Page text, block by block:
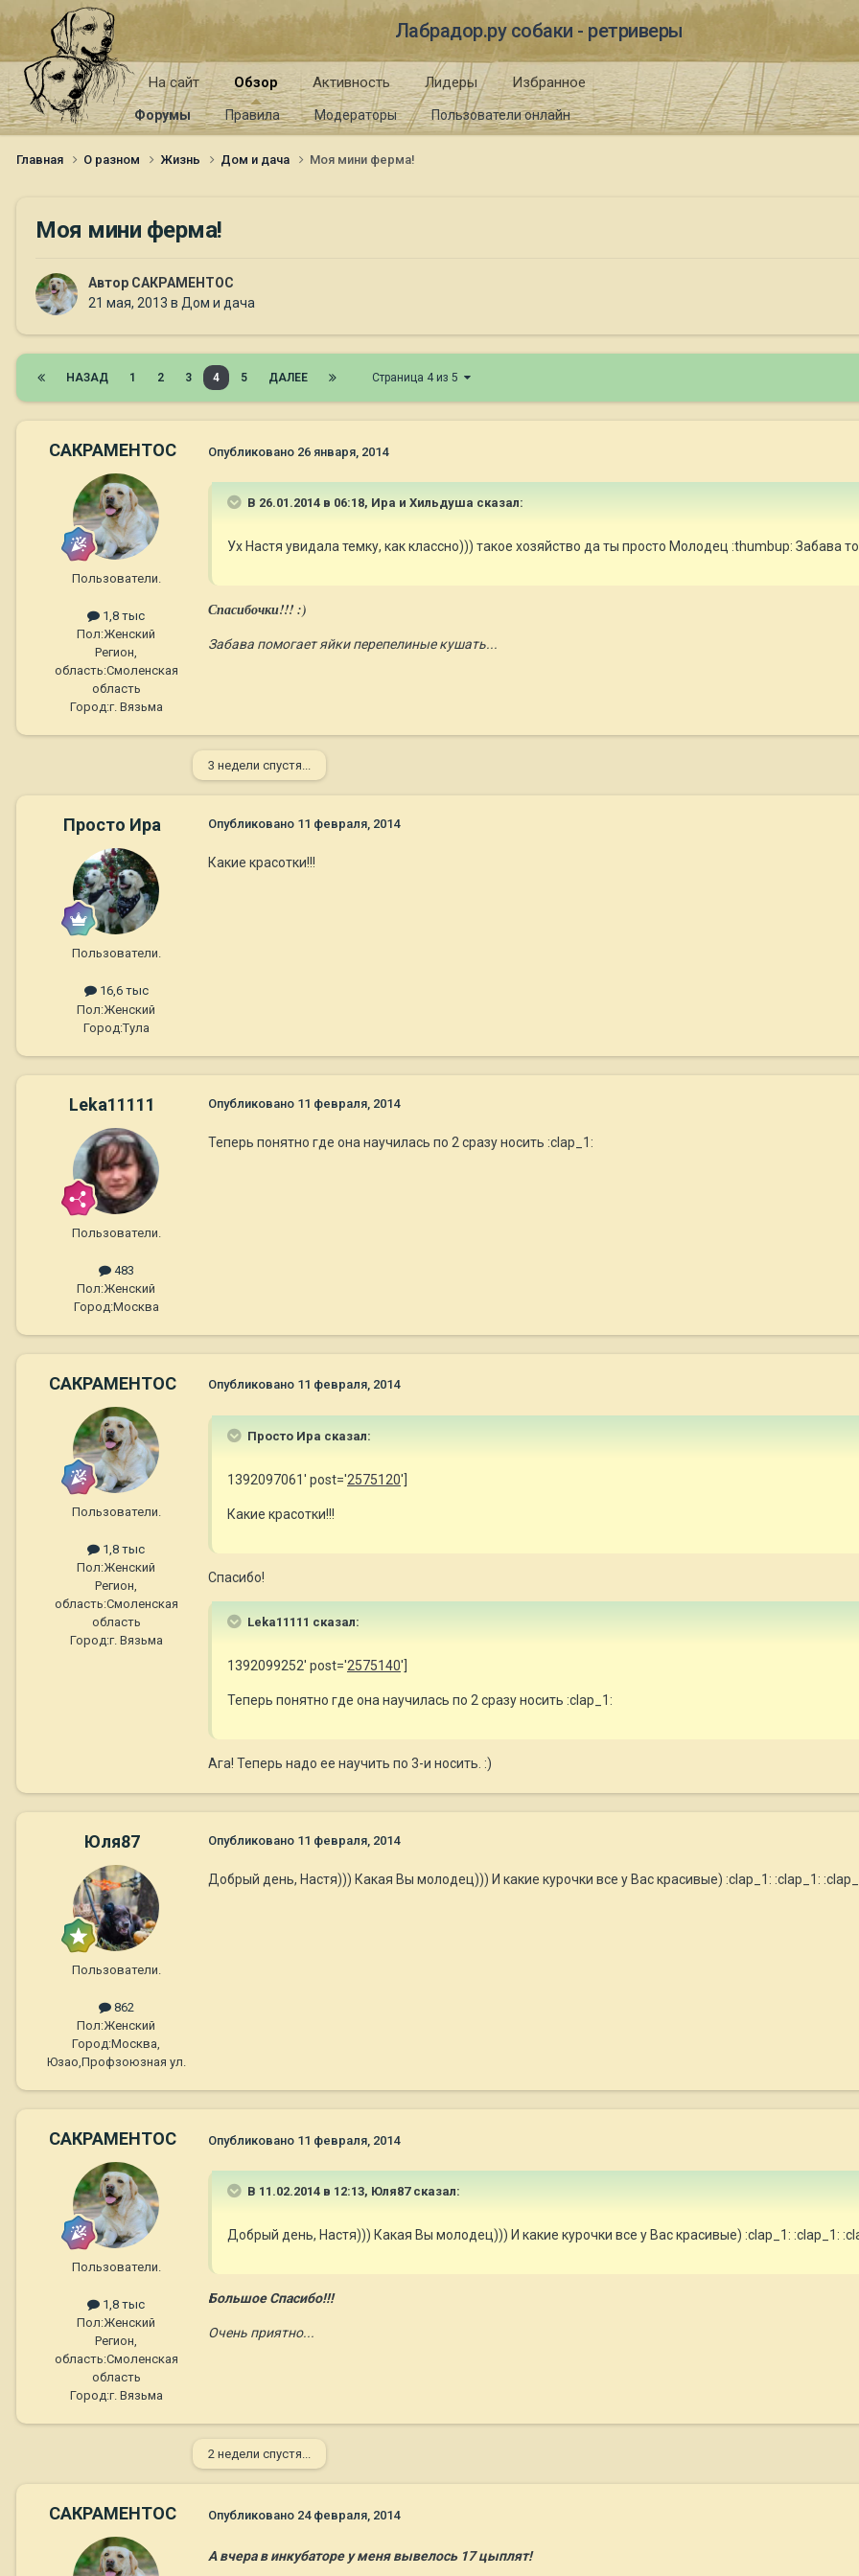
Лабрадор.ру собаки - ретриверы
На сайт Обзор
Форумы Правила Модераторы Пользователи онлайн
Активность Лидеры Избранное
Главная О разном Жизнь Дом и дача Моя мини ферма!
Моя мини ферма!
Автор САКРАМЕНТОС
21 мая, 2013 в Дом и дача
НАЗАД 1 2 3 4 5 ДАЛЕЕ Страница 4 из 5
САКРАМЕНТОС
Пользователи.
1,8 тыс
Пол:Женский
Регион,
область:Смоленская
область
Город:г. Вязьма
Опубликовано 26 января, 2014
В 26.01.2014 в 06:18, Ира и Хильдуша сказал:
Ух Настя увидала темку, как классно))) такое хозяйство да ты просто Молодец :thumbup: Забава
Спасибочки!!! :)
Забава помогает яйки перепелиные кушать...
3 недели спустя...
Просто Ира
Пользователи.
16,6 тыс
Пол:Женский
Город:Тула
Опубликовано 11 февраля, 2014
Какие красотки!!!
Leka11111
Пользователи.
483
Пол:Женский
Город:Москва
Опубликовано 11 февраля, 2014
Теперь понятно где она научилась по 2 сразу носить :clap_1:
САКРАМЕНТОС
Пользователи.
1,8 тыс
Пол:Женский
Регион,
область:Смоленская
область
Город:г. Вязьма
Опубликовано 11 февраля, 2014
Просто Ира сказал:
1392097061' post='2575120']
Какие красотки!!!
Спасибо!
Leka11111 сказал:
1392099252' post='2575140']
Теперь понятно где она научилась по 2 сразу носить :clap_1:
Ага! Теперь надо ее научить по 3-и носить. :)
Юля87
Пользователи.
862
Пол:Женский
Город:Москва,
Юзао,Профзоюзная ул.
Опубликовано 11 февраля, 2014
Добрый день, Настя))) Какая Вы молодец))) И какие курочки все у Вас красивые) :clap_1: :clap_1:
САКРАМЕНТОС
Пользователи.
1,8 тыс
Пол:Женский
Регион,
область:Смоленская
область
Город:г. Вязьма
Опубликовано 11 февраля, 2014
В 11.02.2014 в 12:13, Юля87 сказал:
Добрый день, Настя))) Какая Вы молодец))) И какие курочки все у Вас красивые) :clap_1: :clap_1:
Большое Спасибо!!!
Очень приятно...
2 недели спустя...
САКРАМЕНТОС Опубликовано 24 февраля, 2014
А вчера в инкубаторе у меня вывелось 17 цыплят!